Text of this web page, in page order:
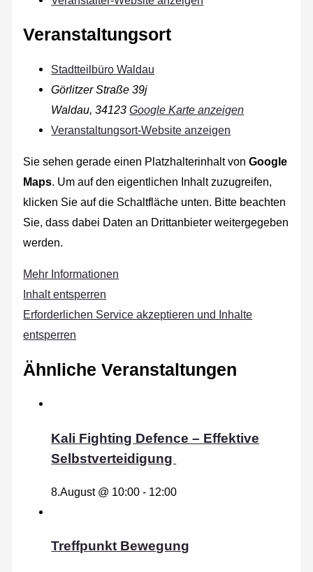
Veranstaltungsort
Stadtteilbüro Waldau
Görlitzer Straße 39j
Waldau, 34123 Google Karte anzeigen
Veranstaltungsort-Website anzeigen
Sie sehen gerade einen Platzhalterinhalt vonGoogle
Maps. Um auf den eigentlichen Inhalt zuzugreifen,
klicken Sie auf die Schaltfläche unten. Bitte beachten
Sie, dass dabei Daten an Drittanbieter weitergegeben
werden.
Mehr Informationen
Inhalt entsperren
Erforderlichen Service akzeptieren und Inhalte
entsperren
Ähnliche Veranstaltungen
Kali Fighting Defence – Effektive
Selbstverteidigung
8.August @ 10:00 - 12:00
Treffpunkt Bewegung